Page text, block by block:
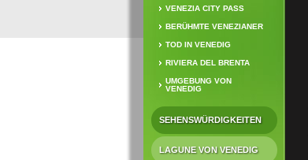
VENEZIA CITY PASS
BERÜHMTE VENEZIANER
TOD IN VENEDIG
RIVIERA DEL BRENTA
UMGEBUNG VON
VENEDIG
SEHENSWÜRDIGKEITEN
LAGUNE VON VENEDIG